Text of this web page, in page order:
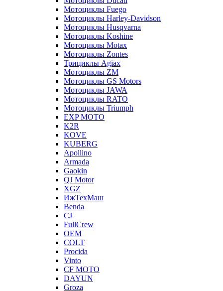
Мотоциклы Fuego
Мотоциклы Harley-Davidson
Мотоциклы Husqvarna
Мотоциклы Koshine
Мотоциклы Motax
Мотоциклы Zontes
Трициклы Agiax
Мотоциклы ZM
Мотоциклы GS Motors
Мотоциклы JAWA
Мотоциклы RATO
Мотоциклы Triumph
EXP MOTO
K2R
KOVE
KUBERG
Apollino
Armada
Gaokin
QJ Motor
XGZ
ИжТехМаш
Benda
CJ
FullCrew
OEM
COLT
Procida
Vinto
CF MOTO
DAYUN
Groza